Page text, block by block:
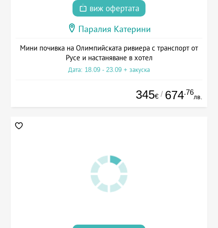
виж офертата
Паралия Катерини
Мини почивка на Олимпийската ривиера с транспорт от
Русе и настаняване в хотел
Дата: 18.09 - 23.09 + закуска
345€ / 674.76
лв.